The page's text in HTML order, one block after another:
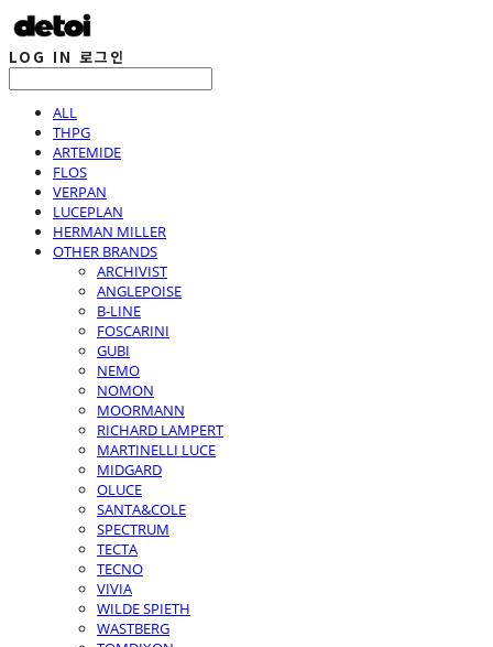
LOG IN 로그인
ALL
THPG
ARTEMIDE
FLOS
VERPAN
LUCEPLAN
HERMAN MILLER
OTHER BRANDS
ARCHIVIST
ANGLEPOISE
B-LINE
FOSCARINI
GUBI
NEMO
NOMON
MOORMANN
RICHARD LAMPERT
MARTINELLI LUCE
MIDGARD
OLUCE
SANTA&COLE
SPECTRUM
TECTA
TECNO
VIVIA
WILDE SPIETH
WASTBERG